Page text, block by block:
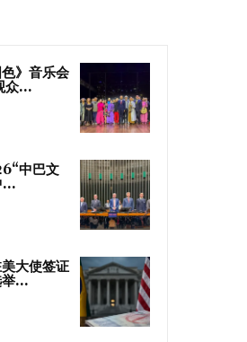
》音乐会
众...
中巴文
...
大使签证
...